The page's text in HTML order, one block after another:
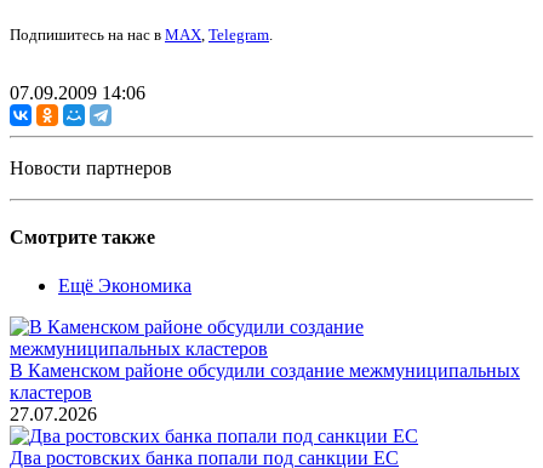
Подпишитесь на нас в MAX, Telegram.
07.09.2009 14:06
Новости партнеров
Смотрите также
Ещё Экономика
В Каменском районе обсудили создание межмуниципальных
кластеров
27.07.2026
Два ростовских банка попали под санкции ЕС